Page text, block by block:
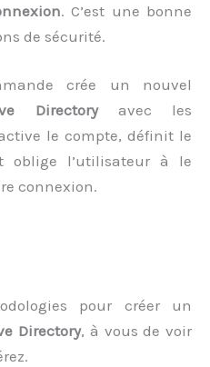
. C’est une bonne
de sécurité.
crée un nouvel
Directoryavec les
le compte, définit le
l’utilisateur à le
connexion.
pour créer un
Directory, à vous de voir